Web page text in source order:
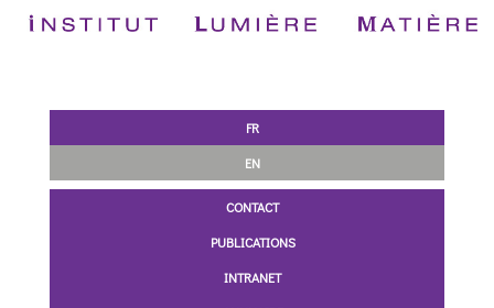
FR
EN
CONTACT
PUBLICATIONS
INTRANET